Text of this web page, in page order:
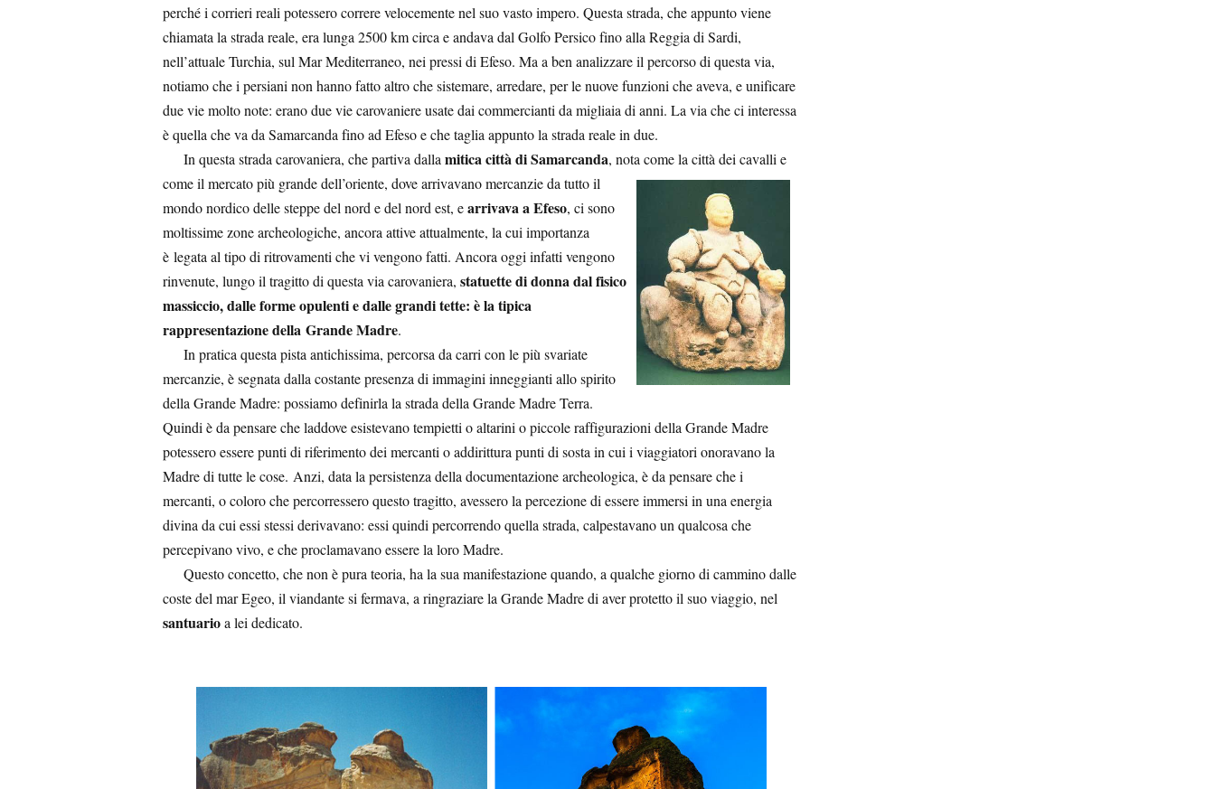
perché i corrieri reali potessero correre velocemente nel suo vasto impero. Questa strada, che appunto viene
chiamata la strada reale, era lunga 2500 km circa e andava dal Golfo Persico fino alla Reggia di Sardi,
nell’attuale Turchia, sul Mar Mediterraneo, nei pressi di Efeso. Ma a ben analizzare il percorso di questa via,
notiamo che i persiani non hanno fatto altro che sistemare, arredare, per le nuove funzioni che aveva, e unificare
due vie molto note: erano due vie carovaniere usate dai commercianti da migliaia di anni. La via che ci interessa
è quella che va da Samarcanda fino ad Efeso e che taglia appunto la strada reale in due.
In questa strada carovaniera, che partiva dallamitica città di Samarcanda, nota come la città dei cavalli e
come il mercato più grande dell’oriente, dove arrivavano mercanzie da tutto il
mondo nordico delle steppe del nord e del nord est, earrivava a Efeso, ci sono
moltissime zone archeologiche, ancora attive attualmente, la cui importanza
è legata al tipo di ritrovamenti che vi vengono fatti. Ancora oggi infatti vengono
rinvenute, lungo il tragitto di questa via carovaniera,statuette di donna dal fisico
massiccio, dalle forme opulenti e dalle grandi tette: è la tipica
rappresentazione della Grande Madre.
In pratica questa pista antichissima, percorsa da carri con le più svariate
mercanzie, è segnata dalla costante presenza di immagini inneggianti allo spirito
della Grande Madre: possiamo definirla la strada della Grande Madre Terra.
Quindi è da pensare che laddove esistevano tempietti o altarini o piccole raffigurazioni della Grande Madre
potessero essere punti di riferimento dei mercanti o addirittura punti di sosta in cui i viaggiatori onoravano la
Madre di tutte le cose. Anzi, data la persistenza della documentazione archeologica, è da pensare che i
mercanti, o coloro che percorressero questo tragitto, avessero la percezione di essere immersi in una energia
divina da cui essi stessi derivavano: essi quindi percorrendo quella strada, calpestavano un qualcosa che
percepivano vivo, e che proclamavano essere la loro Madre.
Questo concetto, che non è pura teoria, ha la sua manifestazione quando, a qualche giorno di cammino dalle
coste del mar Egeo, il viandante si fermava, a ringraziare la Grande Madre di aver protetto il suo viaggio, nel
santuarioa lei dedicato.